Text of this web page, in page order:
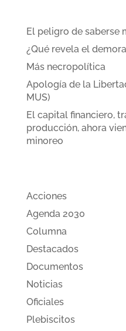
El peligro de saberse
¿Qué revela el
Más necropolítica
Apología de la
MUS)
El capital financiero,
producción, ahora
minoreo
Acciones
Agenda 2030
Columna
Destacados
Documentos
Noticias
Oficiales
Plebiscitos